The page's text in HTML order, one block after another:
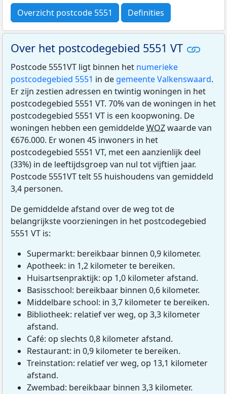
Overzicht postcode 5551 Definities
Over het postcodegebied 5551 VT
Postcode 5551VT ligt binnen het numerieke
postcodegebied 5551 in de gemeente Valkenswaard.
Er zijn zestien adressen en twintig woningen in het
postcodegebied 5551 VT. 70% van de woningen in het
postcodegebied 5551 VT is een koopwoning. De
woningen hebben een gemiddeldeWOZwaarde van
€676.000. Er wonen 45 inwoners in het
postcodegebied 5551 VT, met een aanzienlijk deel
(33%) in de leeftijdsgroep van nul tot vijftien jaar.
Postcode 5551VT telt 55 huishoudens van gemiddeld
3,4 personen.
De gemiddelde afstand over de weg tot de
belangrijkste voorzieningen in het postcodegebied
5551 VT is:
Supermarkt: bereikbaar binnen 0,9 kilometer.
Apotheek: in 1,2 kilometer te bereiken.
Huisartsenpraktijk: op 1,0 kilometer afstand.
Basisschool: bereikbaar binnen 0,6 kilometer.
Middelbare school: in 3,7 kilometer te bereiken.
Bibliotheek: relatief ver weg, op 3,3 kilometer
afstand.
Café: op slechts 0,8 kilometer afstand.
Restaurant: in 0,9 kilometer te bereiken.
Treinstation: relatief ver weg, op 13,1 kilometer
afstand.
Zwembad: bereikbaar binnen 3,3 kilometer.